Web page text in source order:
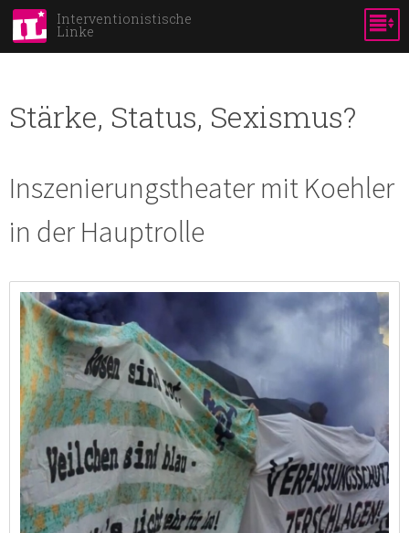
Direkt
Inhalt
Interventionistische
Linke
Stärke, Status, Sexismus?
Inszenierungstheater mit Koehler
in der Hauptrolle